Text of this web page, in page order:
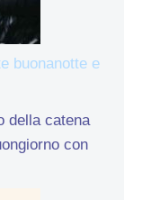
buonanotte e
della catena
con